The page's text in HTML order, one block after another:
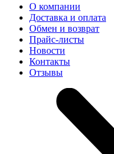
О компании
Доставка и оплата
Обмен и возврат
Прайс-листы
Новости
Контакты
Отзывы